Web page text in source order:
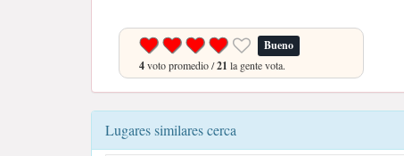
Bueno
4voto promedio /21 la gente vota.
Lugares similares cerca